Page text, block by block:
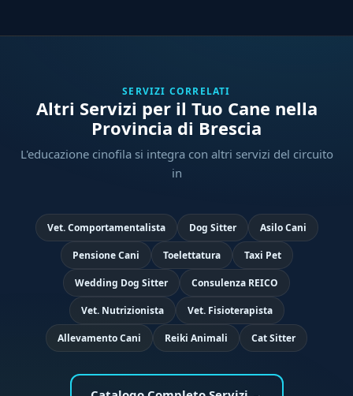
SERVIZI CORRELATI
Altri Servizi per il Tuo Cane nella
Provincia di Brescia
L'educazione cinofila si integra con altri servizi del circuito
in
Vet. Comportamentalista Dog Sitter Asilo Cani
Pensione Cani Toelettatura Taxi Pet
Wedding Dog Sitter Consulenza REICO
Vet. Nutrizionista Vet. Fisioterapista
Allevamento Cani Reiki Animali Cat Sitter